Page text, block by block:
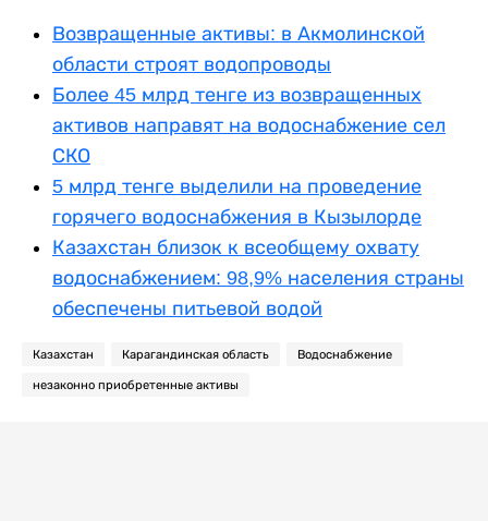
Возвращенные активы: в Акмолинской
области строят водопроводы
Более 45 млрд тенге из возвращенных
активов направят на водоснабжение сел
СКО
5 млрд тенге выделили на проведение
горячего водоснабжения в Кызылорде
Казахстан близок к всеобщему охвату
водоснабжением: 98,9% населения страны
обеспечены питьевой водой
Казахстан Карагандинская область Водоснабжение
незаконно приобретенные активы